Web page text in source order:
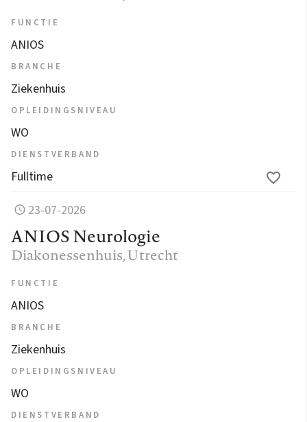
FUNCTIE
ANIOS
BRANCHE
Ziekenhuis
OPLEIDINGSNIVEAU
WO
DIENSTVERBAND
Fulltime
23-07-2026
ANIOS Neurologie
Diakonessenhuis, Utrecht
FUNCTIE
ANIOS
BRANCHE
Ziekenhuis
OPLEIDINGSNIVEAU
WO
DIENSTVERBAND